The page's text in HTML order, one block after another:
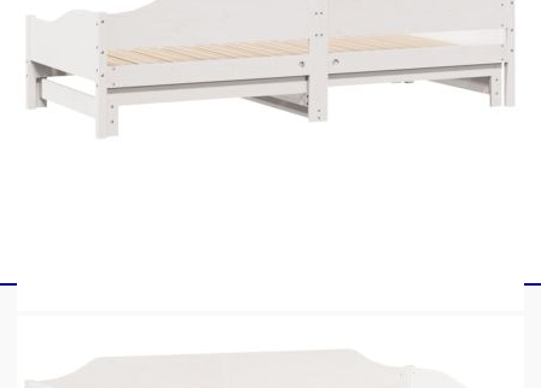
Размери на подходящ матрак: 90 x 200 см
Свободна височина под леглото: 21 см
Необходими: 2 x матрака (не са включени)